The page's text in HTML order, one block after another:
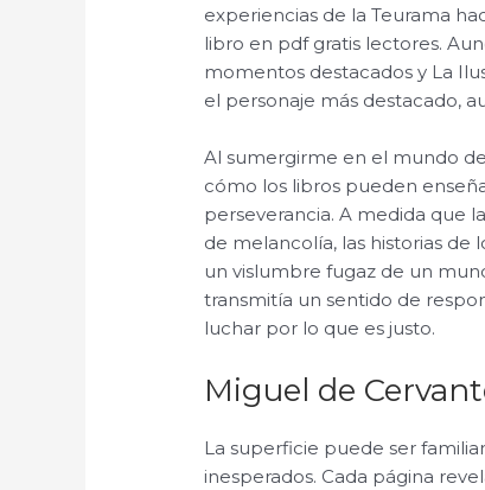
experiencias de la Teurama
libro en pdf gratis lectores.
momentos destacados y La
el personaje más destacado,
Al sumergirme en el mundo
cómo los libros pueden
perseverancia. A medida que
de melancolía, las historias de
un vislumbre fugaz de un
transmitía un sentido de
luchar por lo que es justo.
Miguel de
La superficie puede ser
inesperados. Cada página